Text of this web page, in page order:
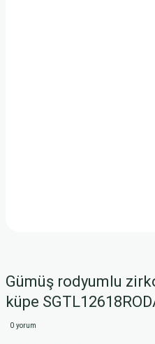
Gümüş rodyumlu
küpe
0 yorum